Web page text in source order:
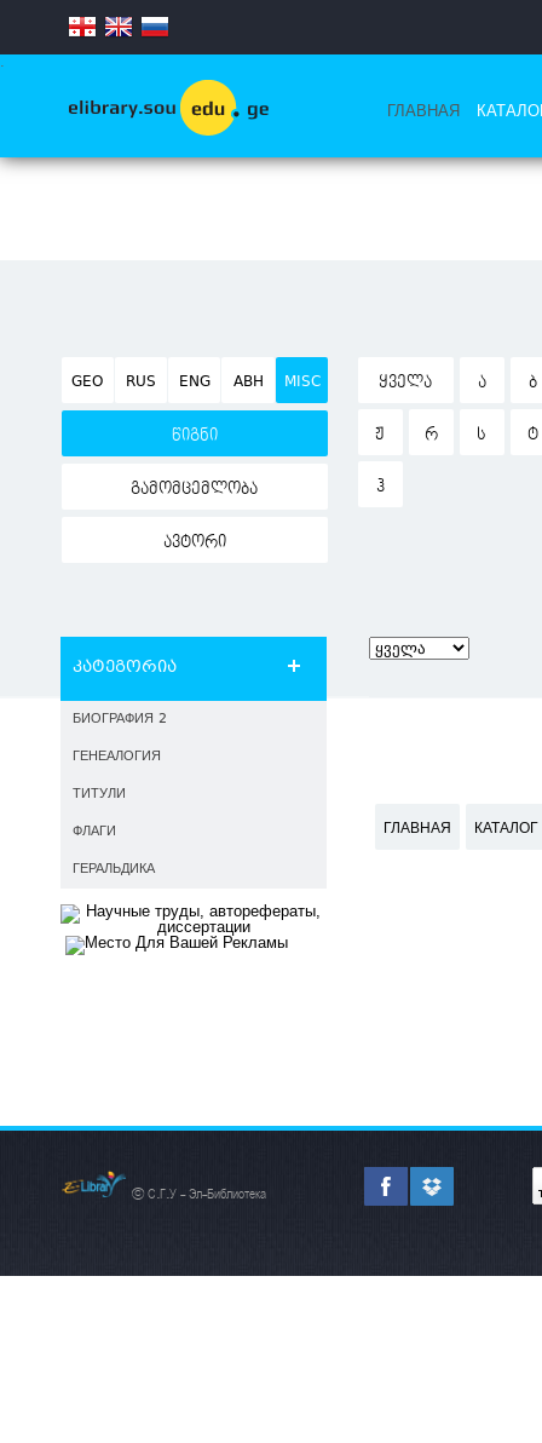
.
ГЛАВНАЯ
GEO RUS ENG ABH MISC
წიგნი
გამომცემლობა
ავტორი
ᲧᲕᲔᲚᲐ Ა Ბ
Ჟ Რ Ს Ტ
Ჰ
კატეგორია
БИОГРАФИЯ 2
ГЕНЕАЛОГИЯ
ТИТУЛИ
ФЛАГИ
ГЕРАЛЬДИКА
ГЛАВНАЯ
© С.Г.У - Эл-Библиотека